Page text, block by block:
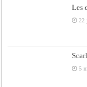
Les
22
5